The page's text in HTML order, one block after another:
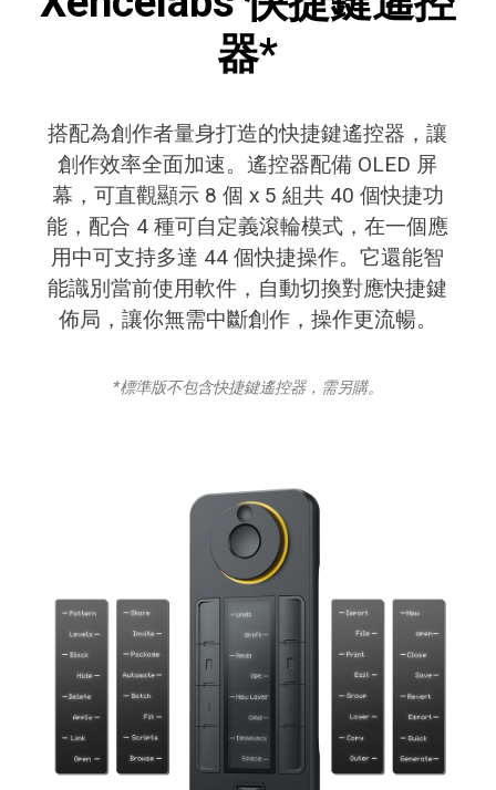
器*
搭配為創作者量身打造的快捷鍵遙控器，讓
創作效率全面加速。遙控器配備 OLED 屏
幕，可直觀顯示 8 個 x 5 組共 40 個快捷功
能，配合 4 種可自定義滾輪模式，在一個應
用中可支持多達 44 個快捷操作。它還能智
能識別當前使用軟件，自動切換對應快捷鍵
佈局，讓你無需中斷創作，操作更流暢。
*標準版不包含快捷鍵遙控器，需另購。